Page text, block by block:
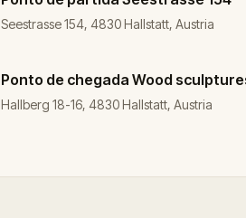
Seestrasse 154, 4830 Hallstatt, Austria
Ponto de chegada Wood
Hallberg 18-16, 4830 Hallstatt, Austria